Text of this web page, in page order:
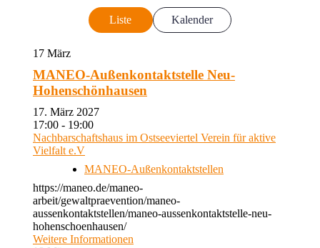
Liste Kalender
17 März
MANEO-Außenkontaktstelle Neu-
Hohenschönhausen
17. März 2027
17:00 - 19:00
Nachbarschaftshaus im Ostseeviertel Verein für aktive
Vielfalt e.V
MANEO-Außenkontaktstellen
https://maneo.de/maneo-
arbeit/gewaltpraevention/maneo-
aussenkontaktstellen/maneo-aussenkontaktstelle-neu-
hohenschoenhausen/
Weitere Informationen